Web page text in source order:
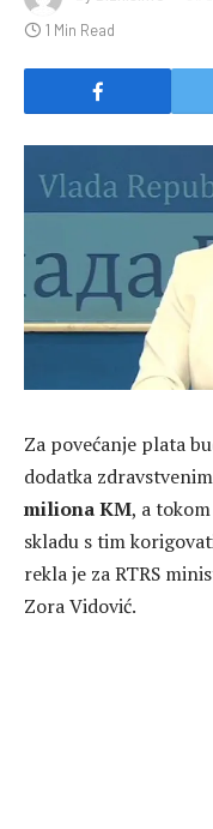
1 Min Read
Za povećanje plata
dodatka
miliona KM, a
skladu s tim
rekla je za RTRS
Zora Vidović.